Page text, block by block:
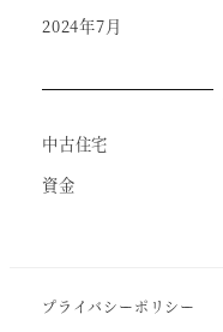
2024年7月
中古住宅
資金
プライバシーポリシー